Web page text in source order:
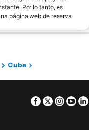
Por lo tanto, es
página web de reserva
Cuba
Facebook
Twitter